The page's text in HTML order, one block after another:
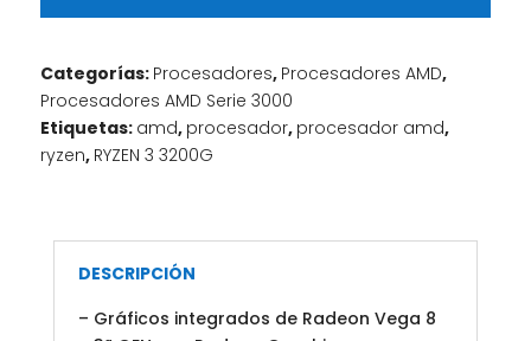
OEM
3.6
GHz
(Boost
4.0
Categorías: Procesadores, Procesadores AMD,
Procesadores AMD Serie 3000
Etiquetas: amd, procesador, procesador amd,
ryzen, RYZEN 3 3200G
DESCRIPCIÓN
– Gráficos integrados de Radeon Vega 8